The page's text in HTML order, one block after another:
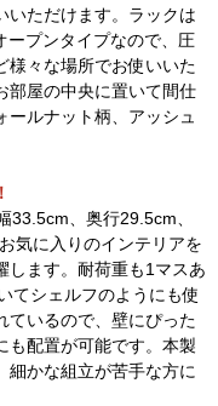
いただけます。ラックは
ープンタイプなので、圧
様々な場所でお使いいた
部屋の中央に置いて間仕
ルナット柄、アッシュ
33.5cm、奥行29.5cm、
気に入りのインテリアを
します。耐荷重も1マスあ
てシェルフのようにも使
ているので、壁にぴった
も配置が可能です。本製
細かな組立が苦手な方に